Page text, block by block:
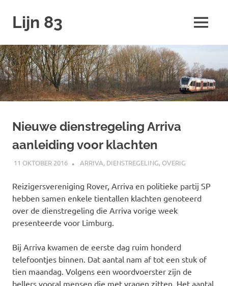
naar
inhoud
Lijn 83 MENU
Nieuwe dienstregeling Arriva
aanleiding voor klachten
11 OKTOBER 2016 SPOORZOEKER
ARRIVA, DIENSTREGELING, OVERIG
Reizigersvereniging Rover, Arriva en politieke partij SP
hebben samen enkele tientallen klachten genoteerd
over de dienstregeling die Arriva vorige week
presenteerde voor Limburg.
Bij Arriva kwamen de eerste dag ruim honderd
telefoontjes binnen. Dat aantal nam af tot een stuk of
tien maandag. Volgens een woordvoerster zijn de
bellers vooral mensen die met vragen zitten. Het aantal